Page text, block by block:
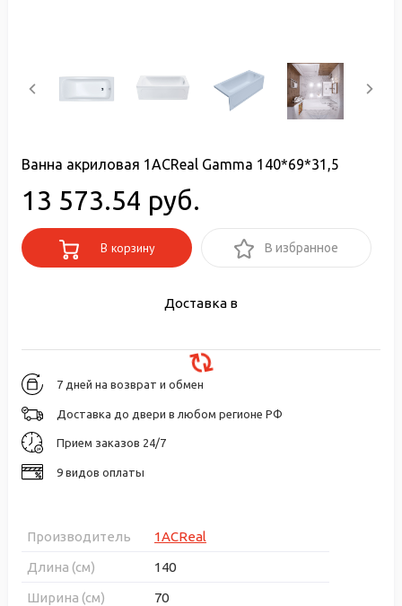
Ванна акриловая 1ACReal Gamma 140*69*31,5
13 573.54 руб.
В корзину В избранное
Доставка в
7 дней на возврат и обмен
Доставка до двери в любом регионе РФ
Прием заказов 24/7
9 видов оплаты
Производитель
1ACReal
Длина (см)
140
Ширина (см)
70